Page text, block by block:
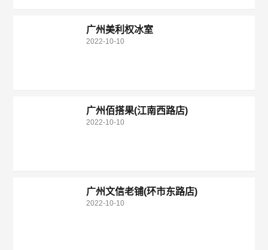
广州美利权冰室
2022-10-10
广州佰搭果(江南西路店)
2022-10-10
广州文信老铺(环市东路店)
2022-10-10